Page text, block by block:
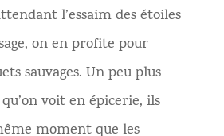
l’essaim des étoiles
on en profite pour
sauvages. Un peu plus
voit en épicerie, ils
moment que les